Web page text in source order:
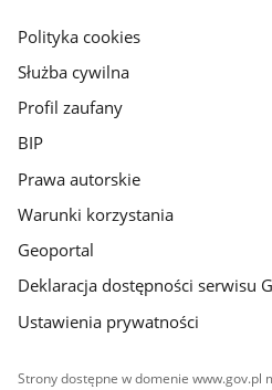
gov.pl
Polityka cookies
Służba cywilna
Profil zaufany
BIP
Prawa autorskie
Warunki korzystania
Geoportal
Deklaracja dostępności serwisu
Ustawienia prywatności
Strony dostępne w domenie www.gov.pl